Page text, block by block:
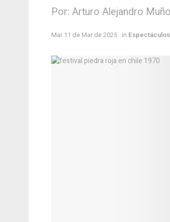
Por: Arturo Alejandro
Mar 11 de Mar de 2025 in Espectáculos